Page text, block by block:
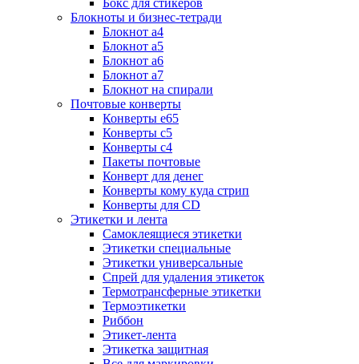
Бокс для стикеров
Блокноты и бизнес-тетради
Блокнот а4
Блокнот а5
Блокнот а6
Блокнот а7
Блокнот на спирали
Почтовые конверты
Конверты е65
Конверты с5
Конверты с4
Пакеты почтовые
Конверт для денег
Конверты кому куда стрип
Конверты для CD
Этикетки и лента
Самоклеящиеся этикетки
Этикетки специальные
Этикетки универсальные
Спрей для удаления этикеток
Термотрансферные этикетки
Термоэтикетки
Риббон
Этикет-лента
Этикетка защитная